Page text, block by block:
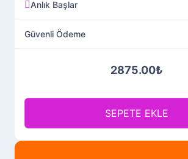
Anlık Başlar
Güvenli Ödeme
2875.00₺
SEPETE EKLE